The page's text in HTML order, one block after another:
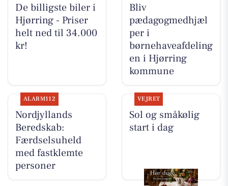
De billigste biler i
Hjørring - Priser
helt ned til 34.000
kr!
Bliv
pædagogmedhjæl
per i
børnehaveafdeling
en i Hjørring
kommune
ALARM112
Nordjyllands
Beredskab:
Færdselsuheld
med fastklemte
personer
VEJRET
Sol og småkølig
start i dag